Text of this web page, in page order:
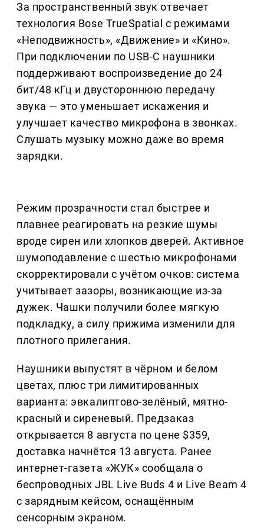
За пространственный звук отвечает
технология Bose TrueSpatial с режимами
«Неподвижность», «Движение» и «Кино».
При подключении по USB-C наушники
поддерживают воспроизведение до 24
бит/48 кГц и двустороннюю передачу
звука — это уменьшает искажения и
улучшает качество микрофона в звонках.
Слушать музыку можно даже во время
зарядки.
Режим прозрачности стал быстрее и
плавнее реагировать на резкие шумы
вроде сирен или хлопков дверей. Активное
шумоподавление с шестью микрофонами
скорректировали с учётом очков: система
учитывает зазоры, возникающие из-за
дужек. Чашки получили более мягкую
подкладку, а силу прижима изменили для
плотного прилегания.
Наушники выпустят в чёрном и белом
цветах, плюс три лимитированных
варианта: эвкалиптово-зелёный, мятно-
красный и сиреневый. Предзаказ
открывается 8 августа по цене $359,
доставка начнётся 13 августа. Ранее
интернет-газета «ЖУК» сообщала о
беспроводных JBL Live Buds 4 и Live Beam 4
с зарядным кейсом, оснащённым
сенсорным экраном.